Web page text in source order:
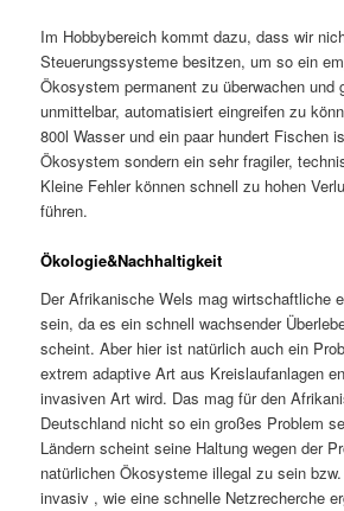
Im Hobbybereich kommt dazu, dass wir
Steuerungssysteme besitzen, um so ein
Ökosystem permanent zu überwachen und
unmittelbar, automatisiert eingreifen zu
800l Wasser und ein paar hundert Fischen
Ökosystem sondern ein sehr fragiler,
Kleine Fehler können schnell zu hohen
führen.
Ökologie&Nachhaltigkeit
Der Afrikanische Wels mag wirtschaftliche
sein, da es ein schnell wachsender
scheint. Aber hier ist natürlich auch ein
extrem adaptive Art aus Kreislaufanlagen
invasiven Art wird. Das mag für den
Deutschland nicht so ein großes Problem
Ländern scheint seine Haltung wegen der
natürlichen Ökosysteme illegal zu sein
invasiv , wie eine schnelle Netzrecherche